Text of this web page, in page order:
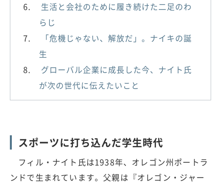
生活と会社のために履き続けた二足のわ
らじ
「危機じゃない、解放だ」。ナイキの誕
生
グローバル企業に成長した今、ナイト氏
が次の世代に伝えたいこと
スポーツに打ち込んだ学生時代
フィル・ナイト氏は1938年、オレゴン州ポートラ
ンドで生まれています。父親は『オレゴン・ジャー